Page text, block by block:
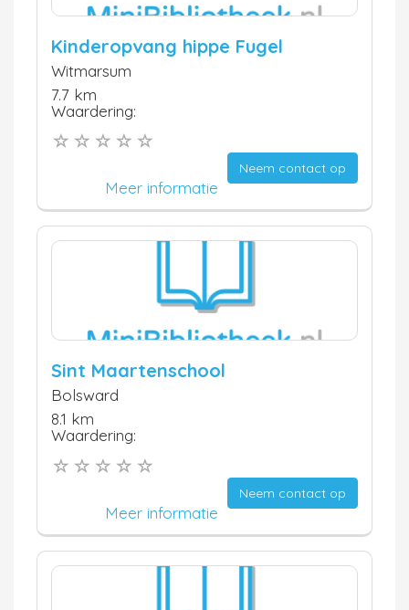
Kinderopvang hippe Fugel
Witmarsum
7.7 km
Waardering:
Neem contact op
Meer informatie
Sint Maartenschool
Bolsward
8.1 km
Waardering:
Neem contact op
Meer informatie